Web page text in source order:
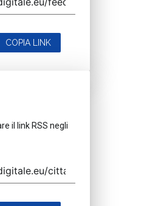
COPIA LINK
il link RSS negli